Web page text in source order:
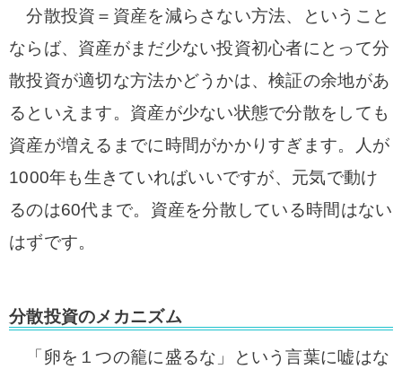
分散投資＝資産を減らさない方法、ということ
ならば、資産がまだ少ない投資初心者にとって分
散投資が適切な方法かどうかは、検証の余地があ
るといえます。資産が少ない状態で分散をしても
資産が増えるまでに時間がかかりすぎます。人が
1000年も生きていればいいですが、元気で動け
るのは60代まで。資産を分散している時間はない
はずです。
分散投資のメカニズム
「卵を１つの籠に盛るな」という言葉に嘘はな